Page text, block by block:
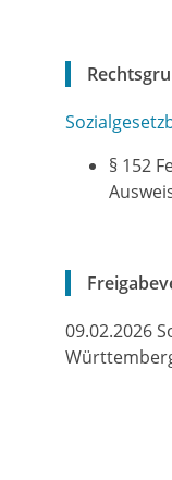
§ 152
09.02.2026